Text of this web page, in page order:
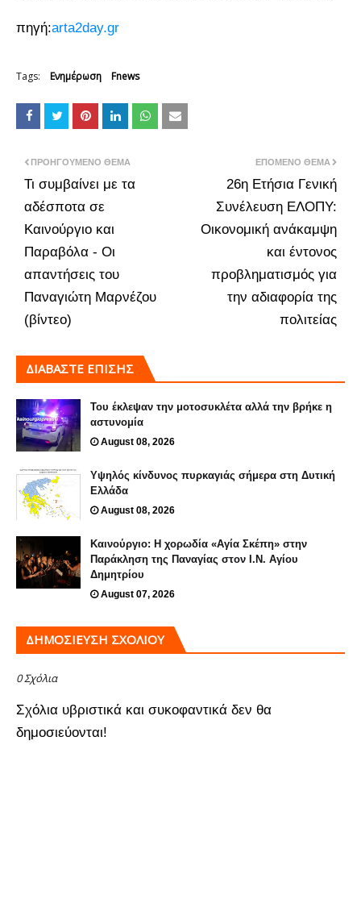
πηγή:arta2day.gr
Tags: Ενημέρωση Fnews
ΕΠΌΜΕΝΟ ΘΈΜΑ
26η Ετήσια Γενική
Συνέλευση ΕΛΟΠΥ:
Οικονομική ανάκαμψη
και έντονος
προβληματισμός για
την αδιαφορία της
πολιτείας
ΠΡΟΗΓΟΎΜΕΝΟ ΘΈΜΑ
Τι συμβαίνει με τα
αδέσποτα σε
Καινούργιο και
Παραβόλα - Οι
απαντήσεις του
Παναγιώτη Μαρνέζου
(βίντεο)
ΔΙΑΒΑΣΤΕ ΕΠΙΣΗΣ
Του έκλεψαν την μοτοσυκλέτα αλλά την βρήκε η
αστυνομία
August 08, 2026
Υψηλός κίνδυνος πυρκαγιάς σήμερα στη Δυτική
Ελλάδα
August 08, 2026
Καινούργιο: Η χορωδία «Αγία Σκέπη» στην
Παράκληση της Παναγίας στον Ι.Ν. Αγίου
Δημητρίου
August 07, 2026
ΔΗΜΟΣΊΕΥΣΗ ΣΧΟΛΊΟΥ
0 Σχόλια
Σχόλια υβριστικά και συκοφαντικά δεν θα
δημοσιεύονται!